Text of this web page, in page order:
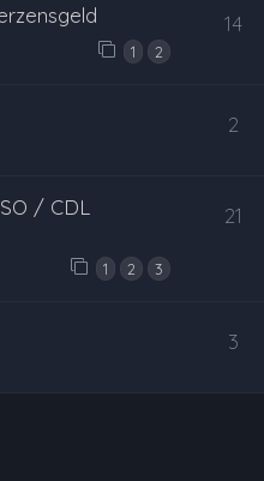
1 2
14
2
/ CDL
1 2 3
21
3